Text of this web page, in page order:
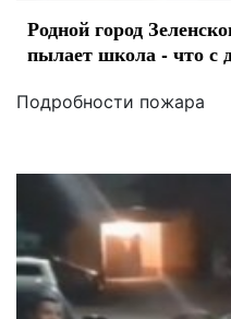
Родной город
пылает школа - что с
Подробности пожара